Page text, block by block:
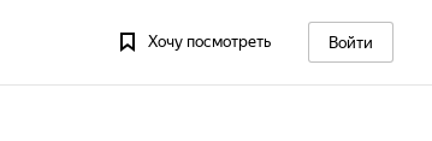
Хочу посмотреть Войти